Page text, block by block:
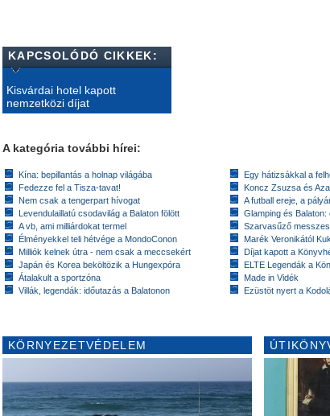
KAPCSOLÓDÓ CIKKEK:
Kisvárdai hotel kapott
nemzetközi díjat
A kategória további hírei:
Kína: bepillantás a holnap világába
Fedezze fel a Tisza-tavat!
Nem csak a tengerpart hívogat
Levendulaillatú csodavilág a Balaton fölött
A vb, ami milliárdokat termel
Élményekkel teli hétvége a MondoConon
Milliók kelnek útra - nem csak a meccsekért
Japán és Korea beköltözik a Hungexpóra
Átalakult a sportzóna
Villák, legendák: időutazás a Balatonon
Egy hátizsákkal a
Koncz Zsuzsa és
A futball ereje, a
Glamping és
Szarvasűző
Marék Veronikától
Díjat kapott a
ELTE Legendák a
Made in Vidék
Ezüstöt nyert a
KÖRNYEZETVÉDELEM